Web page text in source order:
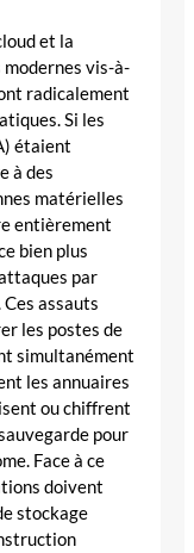
et la
vis-à-
radicalement
Si les
étaient
à des
matérielles
entièrement
bien plus
par
assauts
les postes de
simultanément
les annuaires
ou chiffrent
pour
Face à ce
doivent
stockage